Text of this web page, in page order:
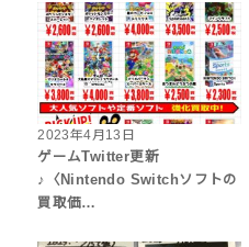
2023年4月13日
ゲームTwitter更新
♪〈Nintendo Switchソフトの
買取価…